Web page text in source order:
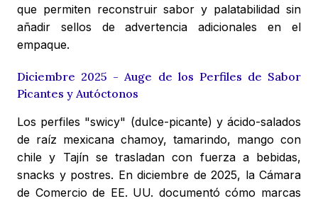
que permiten reconstruir sabor y palatabilidad sin
añadir sellos de advertencia adicionales en el
empaque.
Diciembre 2025 - Auge de los Perfiles de Sabor
Picantes y Autóctonos
Los perfiles "swicy" (dulce-picante) y ácido-salados
de raíz mexicana chamoy, tamarindo, mango con
chile y Tajín se trasladan con fuerza a bebidas,
snacks y postres. En diciembre de 2025, la Cámara
de Comercio de EE. UU. documentó cómo marcas